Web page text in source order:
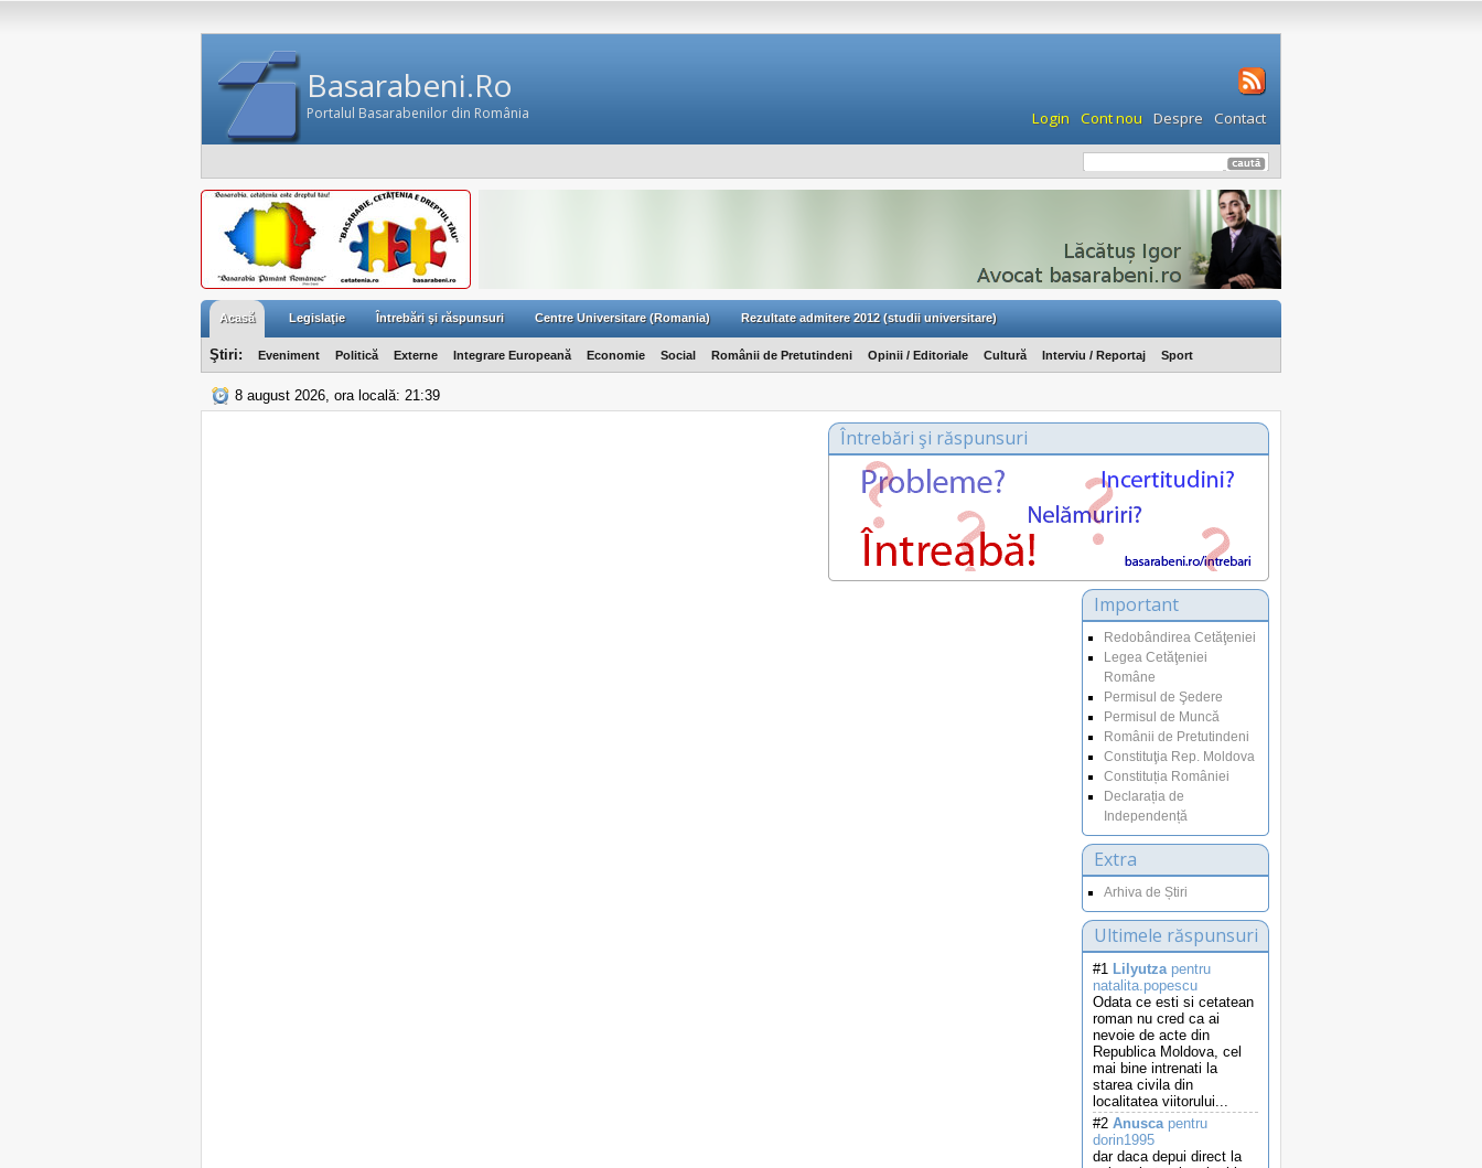
Basarabeni.Ro
Portalul Basarabenilor din România Login Cont nou Despre Contact
Acasă Legislaţie Întrebări şi răspunsuri Centre Universitare (Romania) Rezultate admitere 2012 (studii universitare)
Ştiri: Eveniment Politică Externe Integrare Europeană Economie Social Românii de Pretutindeni Opinii / Editoriale Cultură Interviu / Reportaj Sport
8 august 2026, ora locală: 21:39
Întrebări şi răspunsuri
Important
Redobândirea Cetăţeniei
Legea Cetăţeniei
Române
Permisul de Şedere
Permisul de Muncă
Românii de Pretutindeni
Constituţia Rep. Moldova
Constituția României
Declarația de
Independență
Extra
Arhiva de Știri
Ultimele răspunsuri
#1 Lilyutzapentru
natalita.popescu
Odata ce esti si cetatean
roman nu cred ca ai
nevoie de acte din
Republica Moldova, cel
mai bine intrenati la
starea civila din
localitatea viitorului...
#2 Anuscapentru
dorin1995
dar daca depui direct la